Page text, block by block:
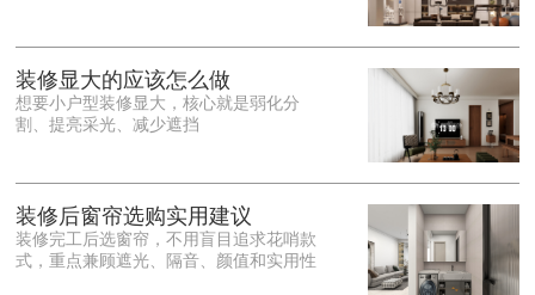
保耐用，抗风化、耐腐蚀，使用
装修显大的应该怎么做
想要小户型装修显大，核心就是弱化分
割、提亮采光、减少遮挡
装修后窗帘选购实用建议
装修完工后选窗帘，不用盲目追求花哨款
式，重点兼顾遮光、隔音、颜值和实用性